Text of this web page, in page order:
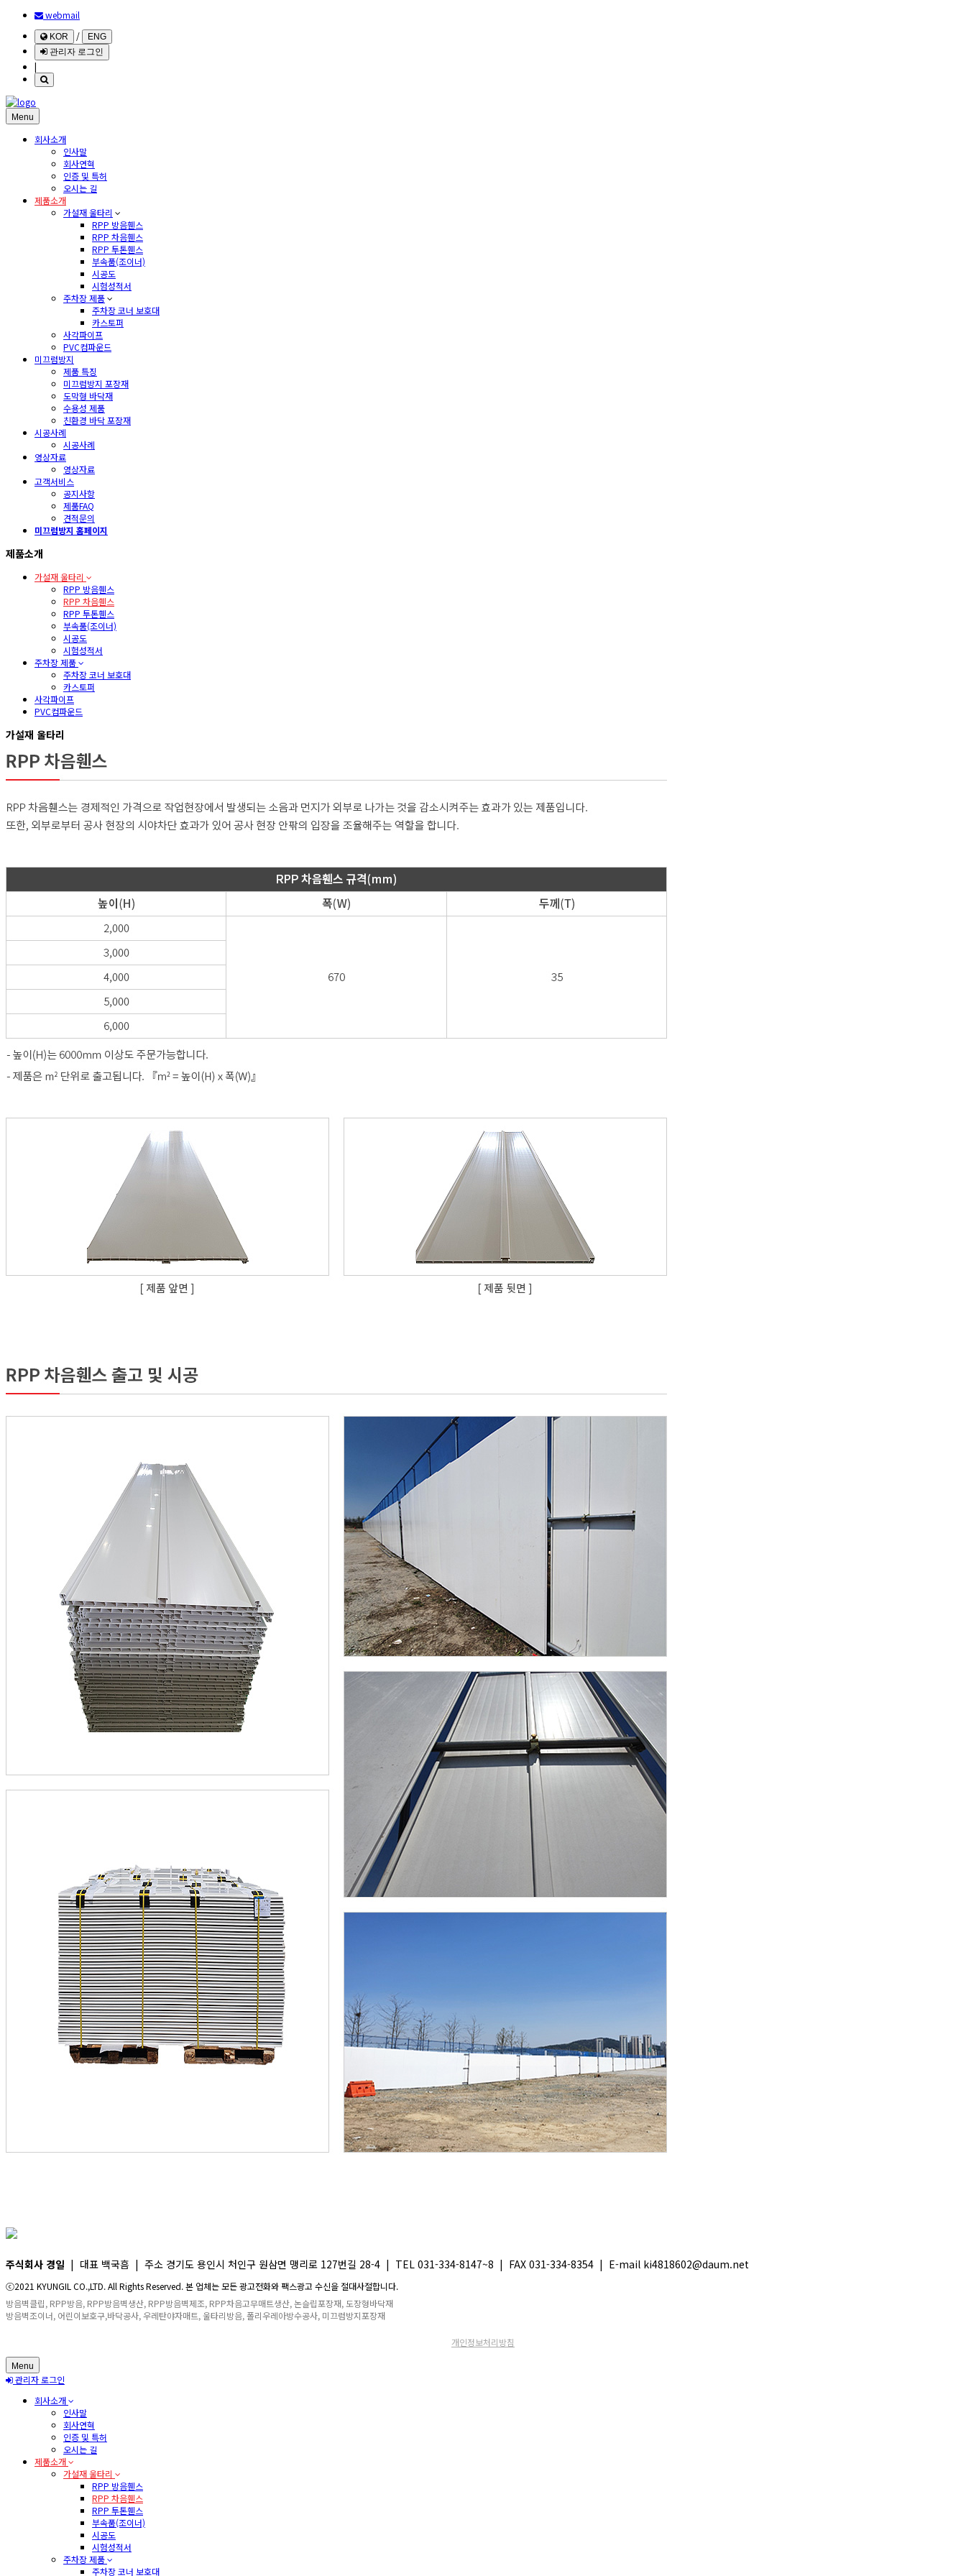
webmail
KOR /
ENG
관리자 로그인
|
Menu
회사소개
인사말
회사연혁
인증 및 특허
오시는 길
제품소개
가설재 울타리
RPP 방음휀스
RPP 차음휀스
RPP 투톤휀스
부속품(조이너)
시공도
시험성적서
주차장 제품
주차장 코너 보호대
카스토퍼
사각파이프
PVC컴파운드
미끄럼방지
제품 특징
미끄럼방지 포장재
도막형 바닥재
수용성 제품
친환경 바닥 포장재
시공사례
시공사례
영상자료
영상자료
고객서비스
공지사항
제품FAQ
견적문의
미끄럼방지 홈페이지
제품소개
가설재 울타리
RPP 방음휀스
RPP 차음휀스
RPP 투톤휀스
부속품(조이너)
시공도
시험성적서
주차장 제품
주차장 코너 보호대
카스토퍼
사각파이프
PVC컴파운드
가설재 울타리
주식회사 경일 | 대표 백국흠 | 주소 경기도 용인시 처인구 원삼면 맹리로 127번길 28-4 | TEL 031-334-8147~8 | FAX 031-334-8354 | E-mail ki4818602@daum.net
ⓒ2021 KYUNGIL CO.,LTD. All Rights Reserved. 본 업체는 모든 광고전화와 팩스광고 수신을 절대사절합니다.
방음벽클립, RPP방음, RPP방음벽생산, RPP방음벽제조, RPP차음고무매트생산, 논슬립포장재, 도장형바닥재
방음벽조이너, 어린이보호구,바닥공사, 우레탄야자매트, 울타리방음, 폴리우레아방수공사, 미끄럼방지포장재
개인정보처리방침
Menu
관리자 로그인
회사소개
인사말
회사연혁
인증 및 특허
오시는 길
제품소개
가설재 울타리
RPP 방음휀스
RPP 차음휀스
RPP 투톤휀스
부속품(조이너)
시공도
시험성적서
주차장 제품
주차장 코너 보호대